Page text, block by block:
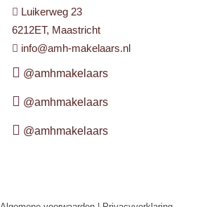
Luikerweg 23
6212ET, Maastricht
info@amh-makelaars.nl
@amhmakelaars
@amhmakelaars
@amhmakelaars